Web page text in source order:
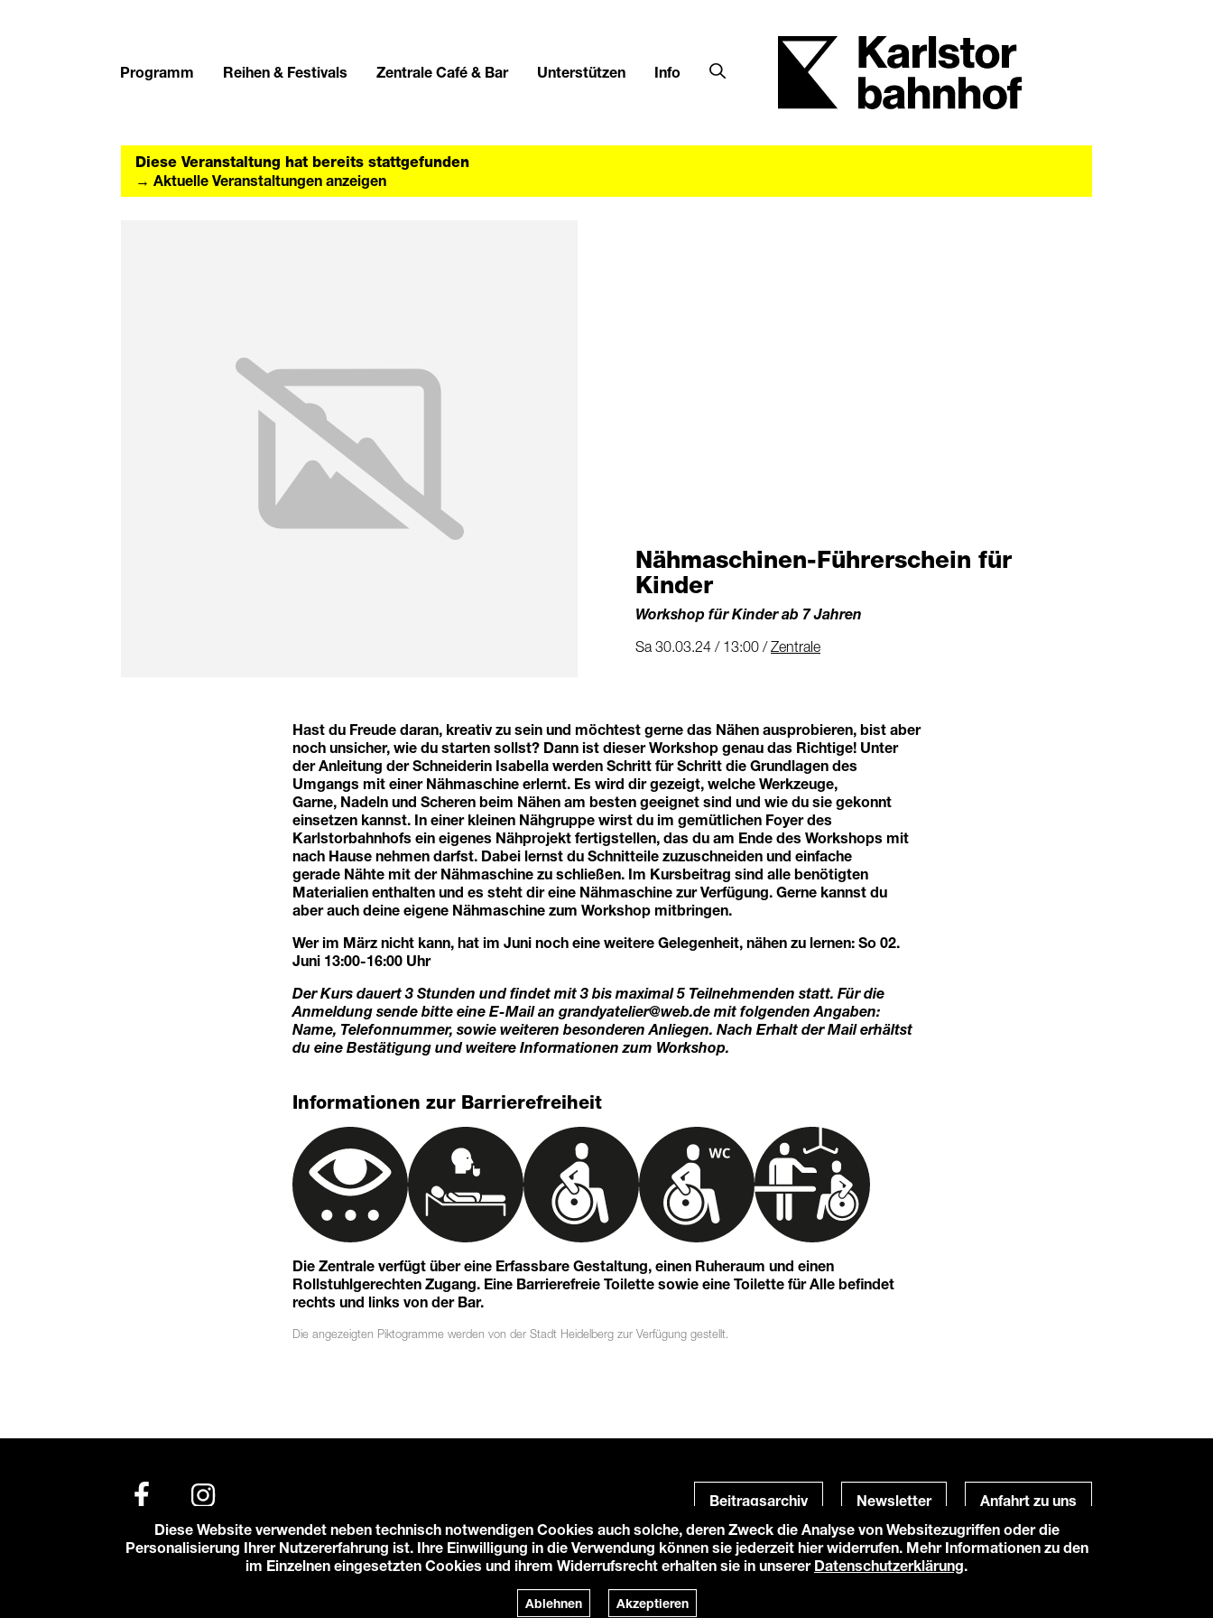
Programm Reihen & Festivals Zentrale Café & Bar Unterstützen Info
Diese Veranstaltung hat bereits stattgefunden
→ Aktuelle Veranstaltungen anzeigen
Nähmaschinen-Führerschein für
Kinder
Workshop für Kinder ab 7 Jahren
Sa 30.03.24 / 13:00 /Zentrale
Hast du Freude daran, kreativ zu sein und möchtest gerne das Nähen ausprobieren, bist aber
noch unsicher, wie du starten sollst? Dann ist dieser Workshop genau das Richtige! Unter
der Anleitung der Schneiderin Isabella werden Schritt für Schritt die Grundlagen des
Umgangs mit einer Nähmaschine erlernt. Es wird dir gezeigt, welche Werkzeuge,
Garne, Nadeln und Scheren beim Nähen am besten geeignet sind und wie du sie gekonnt
einsetzen kannst. In einer kleinen Nähgruppe wirst du im gemütlichen Foyer des
Karlstorbahnhofs ein eigenes Nähprojekt fertigstellen, das du am Ende des Workshops mit
nach Hause nehmen darfst. Dabei lernst du Schnitteile zuzuschneiden und einfache
gerade Nähte mit der Nähmaschine zu schließen. Im Kursbeitrag sind alle benötigten
Materialien enthalten und es steht dir eine Nähmaschine zur Verfügung. Gerne kannst du
aber auch deine eigene Nähmaschine zum Workshop mitbringen.
Wer im März nicht kann, hat im Juni noch eine weitere Gelegenheit, nähen zu lernen: So 02.
Juni 13:00-16:00 Uhr
Der Kurs dauert 3 Stunden und findet mit 3 bis maximal 5 Teilnehmenden statt. Für die
Anmeldung sende bitte eine E-Mail an grandyatelier@web.de mit folgenden Angaben:
Name, Telefonnummer, sowie weiteren besonderen Anliegen. Nach Erhalt der Mail erhältst
du eine Bestätigung und weitere Informationen zum Workshop.
Informationen zur Barrierefreiheit
Die Zentrale verfügt über eine Erfassbare Gestaltung, einen Ruheraum und einen
Rollstuhlgerechten Zugang. Eine Barrierefreie Toilette sowie eine Toilette für Alle befindet
rechts und links von der Bar.
Die angezeigten Piktogramme werden von der Stadt Heidelberg zur Verfügung gestellt.
Beitragsarchiv Newsletter Anfahrt zu uns
© 2026 Karlstorbahnhof e.V.
Datenschutzerklärung
Powered by
Diese Website verwendet neben technisch notwendigen Cookies auch solche, deren Zweck die Analyse von Websitezugriffen oder die
Personalisierung Ihrer Nutzererfahrung ist. Ihre Einwilligung in die Verwendung können sie jederzeit hier widerrufen. Mehr Informationen zu den
im Einzelnen eingesetzten Cookies und ihrem Widerrufsrecht erhalten sie in unserer Datenschutzerklärung.
Ablehnen Akzeptieren